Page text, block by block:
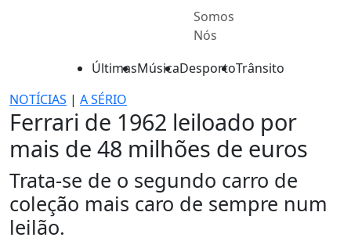
Somos
Nós
ÚltimasMúsicaDesportoTrânsito
NOTÍCIAS | A SÉRIO
Ferrari de 1962 leiloado por
mais de 48 milhões de euros
Trata-se de o segundo carro de
coleção mais caro de sempre num
leilão.